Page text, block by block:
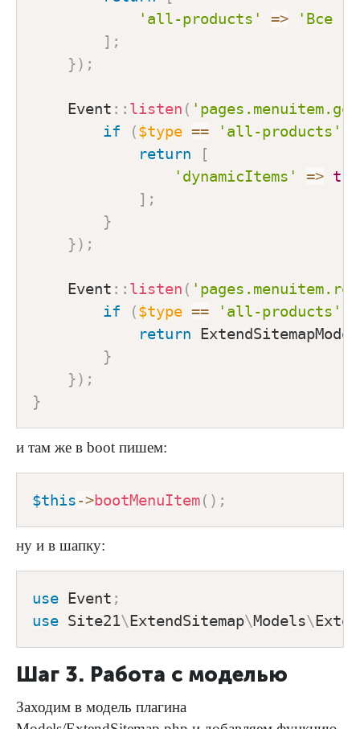
'all-products'
=>
'Все
] ;
}) ;
Event :: listen (
if
($type == 'all-products'
return
[
'dynamicItems'
=>
] ;
}
}) ;
Event :: listen (
if
($type == 'all-products'
return ExtendSitemapModel
}
}) ;
}
и там же в boot пишем:
$this->bootMenuItem( ) ;
ну и в шапку:
use Event ;
use Site21\ExtendSitemap\Models\
Шаг 3. Работа с моделью
Заходим в модель плагина